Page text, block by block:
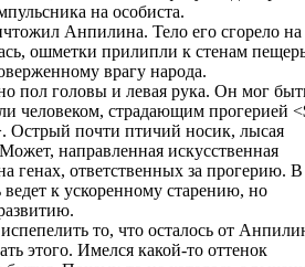
на особиста.
Анпилина. Тело его сгорело на
ошметки прилипли к стенам
врагу народа.
пол головы и левая рука. Он мог
человеком, страдающим прогерией
Острый почти птичий носик, лысая
направленная искусственная
генах, ответственных за прогерию. В
ведет к ускоренному старению, но
то, что осталось от
этого. Имелся какой-то оттенок